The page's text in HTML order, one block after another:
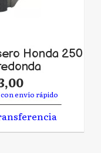
Honda 250
envío rápido